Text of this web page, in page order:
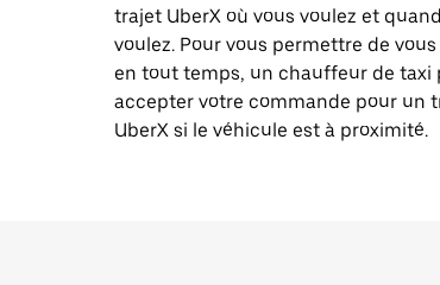
trajet UberX où vous voulez et
voulez. Pour vous permettre de
en tout temps, un chauffeur de taxi
accepter votre commande pour un
UberX si le véhicule est à proximité.